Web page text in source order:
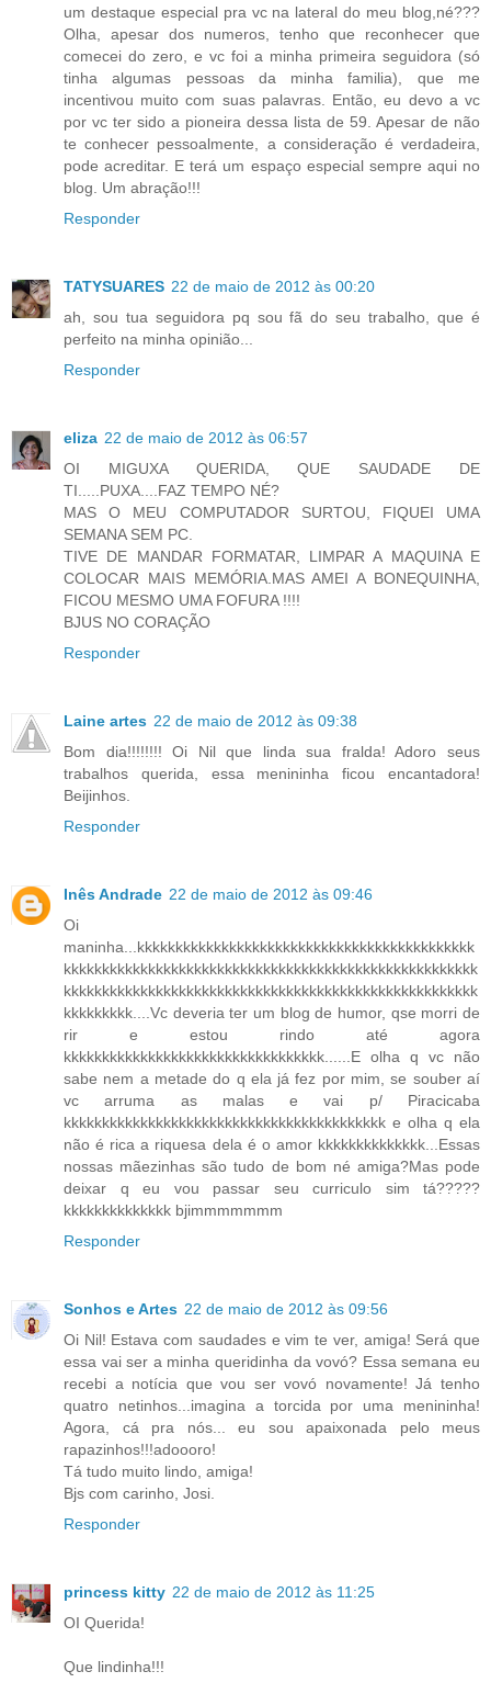
um destaque especial pra vc na lateral do meu blog,né???
Olha, apesar dos numeros, tenho que reconhecer que
comecei do zero, e vc foi a minha primeira seguidora (só
tinha algumas pessoas da minha familia), que me
incentivou muito com suas palavras. Então, eu devo a vc
por vc ter sido a pioneira dessa lista de 59. Apesar de não
te conhecer pessoalmente, a consideração é verdadeira,
pode acreditar. E terá um espaço especial sempre aqui no
blog. Um abração!!!
Responder
TATYSUARES 22 de maio de 2012 às 00:20
ah, sou tua seguidora pq sou fã do seu trabalho, que é
perfeito na minha opinião...
Responder
eliza 22 de maio de 2012 às 06:57
OI MIGUXA QUERIDA, QUE SAUDADE DE
TI.....PUXA....FAZ TEMPO NÉ?
MAS O MEU COMPUTADOR SURTOU, FIQUEI UMA
SEMANA SEM PC.
TIVE DE MANDAR FORMATAR, LIMPAR A MAQUINA E
COLOCAR MAIS MEMÓRIA.MAS AMEI A BONEQUINHA,
FICOU MESMO UMA FOFURA !!!!
BJUS NO CORAÇÃO
Responder
Laine artes 22 de maio de 2012 às 09:38
Bom dia!!!!!!!! Oi Nil que linda sua fralda! Adoro seus
trabalhos querida, essa menininha ficou encantadora!
Beijinhos.
Responder
Inês Andrade 22 de maio de 2012 às 09:46
Oi
maninha...kkkkkkkkkkkkkkkkkkkkkkkkkkkkkkkkkkkkkkkkkkkk
kkkkkkkkkkkkkkkkkkkkkkkkkkkkkkkkkkkkkkkkkkkkkkkkkkkkkk
kkkkkkkkkkkkkkkkkkkkkkkkkkkkkkkkkkkkkkkkkkkkkkkkkkkkkk
kkkkkkkkk....Vc deveria ter um blog de humor, qse morri de
rir e estou rindo até agora
kkkkkkkkkkkkkkkkkkkkkkkkkkkkkkkkkk......E olha q vc não
sabe nem a metade do q ela já fez por mim, se souber aí
vc arruma as malas e vai p/ Piracicaba
kkkkkkkkkkkkkkkkkkkkkkkkkkkkkkkkkkkkkkkkkk e olha q ela
não é rica a riquesa dela é o amor kkkkkkkkkkkkkk...Essas
nossas mãezinhas são tudo de bom né amiga?Mas pode
deixar q eu vou passar seu curriculo sim tá?????
kkkkkkkkkkkkkk bjimmmmmmm
Responder
Sonhos e Artes 22 de maio de 2012 às 09:56
Oi Nil! Estava com saudades e vim te ver, amiga! Será que
essa vai ser a minha queridinha da vovó? Essa semana eu
recebi a notícia que vou ser vovó novamente! Já tenho
quatro netinhos...imagina a torcida por uma menininha!
Agora, cá pra nós... eu sou apaixonada pelo meus
rapazinhos!!!adoooro!
Tá tudo muito lindo, amiga!
Bjs com carinho, Josi.
Responder
princess kitty 22 de maio de 2012 às 11:25
OI Querida!
Que lindinha!!!